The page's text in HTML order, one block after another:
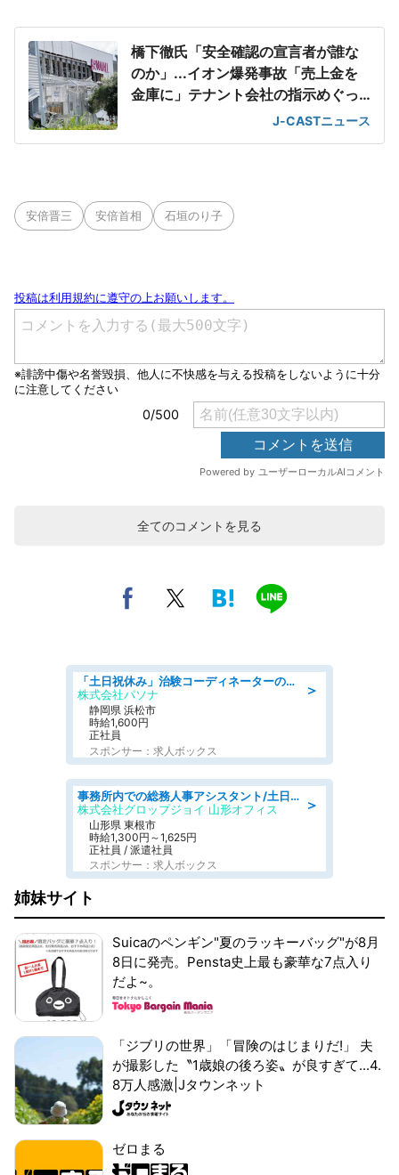
橋下徹氏「安全確認の宣言者が誰な
のか」...イオン爆発事故「売上金を
金庫に」テナント会社の指示めぐっ
J-CASTニュース
安倍晋三 安倍首相 石垣のり子
全てのコメントを見る
＞
「土日祝休み」治験コーディネーターのお仕事/未経験OK
株式会社パソナ
静岡県 浜松市
時給1,600円
正社員
スポンサー：求人ボックス
＞
事務所内での総務人事アシスタント/土日祝休/交通費支給
株式会社グロップジョイ 山形オフィス
山形県 東根市
時給1,300円～1,625円
正社員 / 派遣社員
スポンサー：求人ボックス
姉妹サイト
Suicaのペンギン"夏のラッキーバッグ"が8月
8日に発売。Pensta史上最も豪華な7点入り
だよ~。
「ジブリの世界」「冒険のはじまりだ!」 夫
が撮影した〝1歳娘の後ろ姿〟が良すぎて...4.
8万人感激|Jタウンネット
ゼロまる